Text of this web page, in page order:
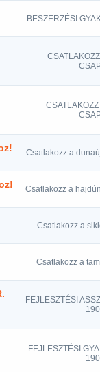
BESZERZÉSI
Csatlakozz a
Csatlakozz a
Csatlakozz a
Csatlakozz a
FEJLESZTÉSI
FEJLESZTÉSI